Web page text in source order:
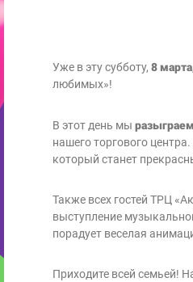
Уже в эту субботу, 8марта
любимых»!
В этот день мы
нашего торгового
который станет
Также всех гостей ТРЦ
выступление
порадует веселая
Приходите всей семьей!